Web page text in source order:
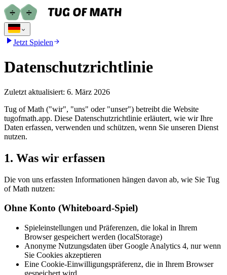
Jetzt Spielen
Datenschutzrichtlinie
Zuletzt aktualisiert: 6. März 2026
Tug of Math ("wir", "uns" oder "unser") betreibt die Website
tugofmath.app. Diese Datenschutzrichtlinie erläutert, wie wir Ihre
Daten erfassen, verwenden und schützen, wenn Sie unseren Dienst
nutzen.
1. Was wir erfassen
Die von uns erfassten Informationen hängen davon ab, wie Sie Tug
of Math nutzen:
Ohne Konto (Whiteboard-Spiel)
Spieleinstellungen und Präferenzen, die lokal in Ihrem
Browser gespeichert werden (localStorage)
Anonyme Nutzungsdaten über Google Analytics 4, nur wenn
Sie Cookies akzeptieren
Eine Cookie-Einwilligungspräferenz, die in Ihrem Browser